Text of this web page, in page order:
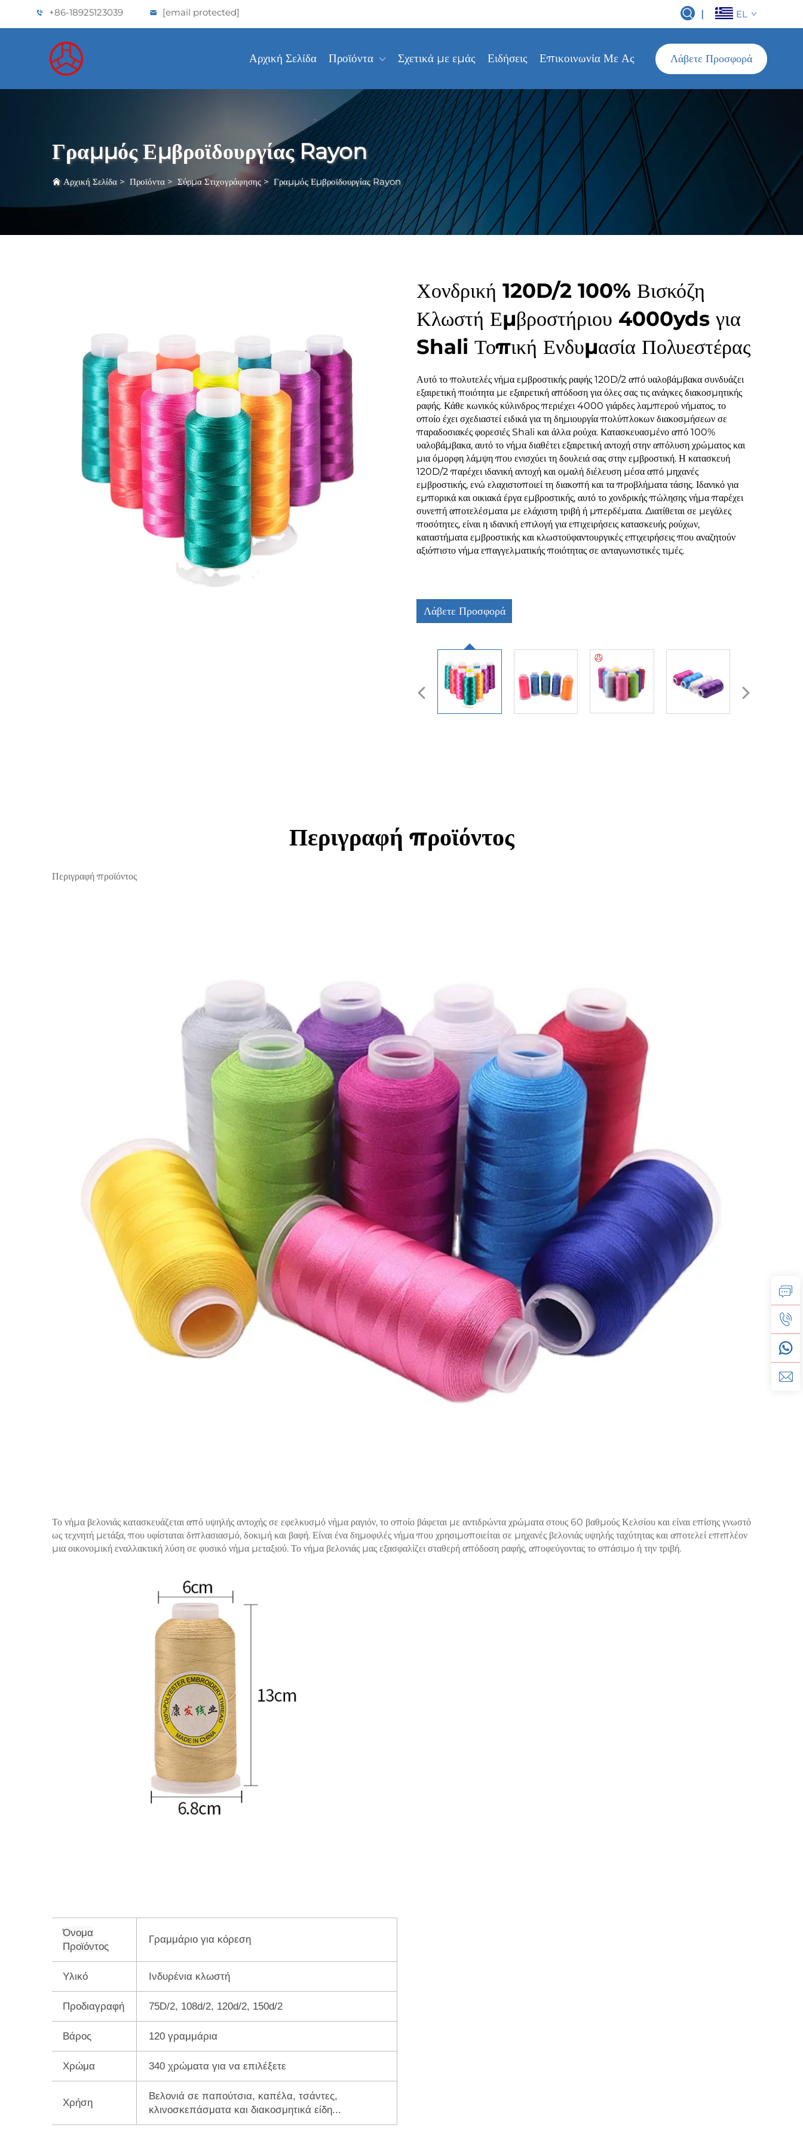
+86-18925123039 [email protected] | EL
Αρχική Σελίδα Προϊόντα Σχετικά με εμάς Ειδήσεις Επικοινωνία Με Ας Λάβετε Προσφορά
Γραμμός Εμβροϊδουργίας Rayon
Αρχική Σελίδα > Προϊόντα > Σύρμα Στιχογράφησης > Γραμμός Εμβροϊδουργίας Rayon
Χονδρική 120D/2 100% Βισκόζη
Κλωστή Εμβροστήριου 4000yds για
Shali Τοπική Ενδυμασία Πολυεστέρας
Αυτό το πολυτελές νήμα εμβροστικής ραφής 120D/2 από υαλοβάμβακα συνδυάζει
εξαιρετική ποιότητα με εξαιρετική απόδοση για όλες σας τις ανάγκες διακοσμητικής
ραφής. Κάθε κωνικός κύλινδρος περιέχει 4000 γιάρδες λαμπερού νήματος, το
οποίο έχει σχεδιαστεί ειδικά για τη δημιουργία πολύπλοκων διακοσμήσεων σε
παραδοσιακές φορεσιές Shali και άλλα ρούχα. Κατασκευασμένο από 100%
υαλοβάμβακα, αυτό το νήμα διαθέτει εξαιρετική αντοχή στην απόλυση χρώματος και
μια όμορφη λάμψη που ενισχύει τη δουλειά σας στην εμβροστική. Η κατασκευή
120D/2 παρέχει ιδανική αντοχή και ομαλή διέλευση μέσα από μηχανές
εμβροστικής, ενώ ελαχιστοποιεί τη διακοπή και τα προβλήματα τάσης. Ιδανικό για
εμπορικά και οικιακά έργα εμβροστικής, αυτό το χονδρικής πώλησης νήμα παρέχει
συνεπή αποτελέσματα με ελάχιστη τριβή ή μπερδέματα. Διατίθεται σε μεγάλες
ποσότητες, είναι η ιδανική επιλογή για επιχειρήσεις κατασκευής ρούχων,
καταστήματα εμβροστικής και κλωστοϋφαντουργικές επιχειρήσεις που αναζητούν
αξιόπιστο νήμα επαγγελματικής ποιότητας σε ανταγωνιστικές τιμές.
Λάβετε Προσφορά
Περιγραφή προϊόντος
Περιγραφή προϊόντος
Το νήμα βελονιάς κατασκευάζεται από υψηλής αντοχής σε εφελκυσμό νήμα ραγιόν, το οποίο βάφεται με αντιδρώντα χρώματα στους 60 βαθμούς Κελσίου και είναι επίσης γνωστό
ως τεχνητή μετάξα, που υφίσταται διπλασιασμό, δοκιμή και βαφή. Είναι ένα δημοφιλές νήμα που χρησιμοποιείται σε μηχανές βελονιάς υψηλής ταχύτητας και αποτελεί επιπλέον
μια οικονομική εναλλακτική λύση σε φυσικό νήμα μεταξιού. Το νήμα βελονιάς μας εξασφαλίζει σταθερή απόδοση ραφής, αποφεύγοντας το σπάσιμο ή την τριβή.
Όνομα
Προϊόντος
Γραμμάριο για κόρεση
Υλικό Ινδυρένια κλωστή
Προδιαγραφή 75D/2, 108d/2, 120d/2, 150d/2
Βάρος 120 γραμμάρια
Χρώμα 340 χρώματα για να επιλέξετε
Χρήση
Βελονιά σε παπούτσια, καπέλα, τσάντες,
κλινοσκεπάσματα και διακοσμητικά είδη...